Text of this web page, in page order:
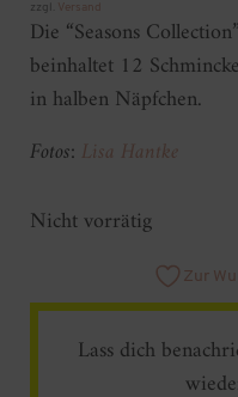
zzgl. Versand
Die “Seasons
beinhaltet 12
in halben Näpfchen.
Fotos: Lisa Hantke
Nicht vorrätig
Zur
Lass dich